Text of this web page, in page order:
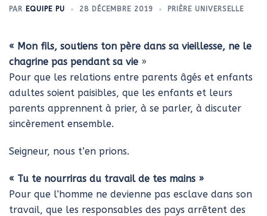
PAR EQUIPE PU 28 DÉCEMBRE 2019 PRIÈRE UNIVERSELLE
« Mon fils, soutiens ton père dans sa vieillesse, ne le
chagrine pas pendant sa vie »
Pour que les relations entre parents âgés et enfants
adultes soient paisibles, que les enfants et leurs
parents apprennent à prier, à se parler, à discuter
sincèrement ensemble.
Seigneur, nous t’en prions.
« Tu te nourriras du travail de tes mains »
Pour que l’homme ne devienne pas esclave dans son
travail, que les responsables des pays arrêtent des